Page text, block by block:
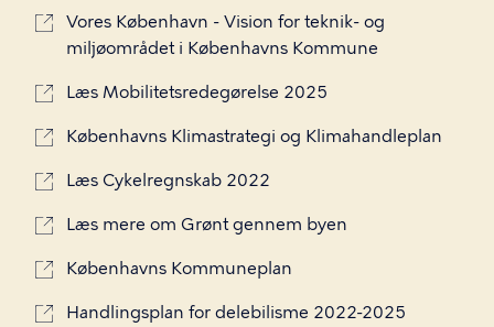
Vores København - Vision for teknik- og
miljøområdet i Københavns Kommune
Læs Mobilitetsredegørelse 2025
Københavns Klimastrategi og Klimahandleplan
Læs Cykelregnskab 2022
Læs mere om Grønt gennem byen
Københavns Kommuneplan
Handlingsplan for delebilisme 2022-2025